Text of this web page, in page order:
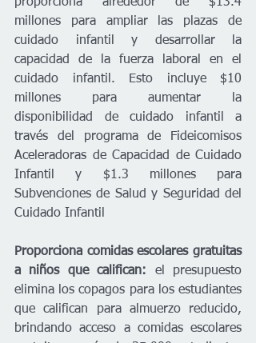
proporciona alrededor de $13.4
millones para ampliar las plazas de
cuidado infantil y desarrollar la
capacidad de la fuerza laboral en el
cuidado infantil. Esto incluye $10
millones para aumentar la
disponibilidad de cuidado infantil a
través del programa de Fideicomisos
Aceleradoras de Capacidad de Cuidado
Infantil y $1.3 millones para
Subvenciones de Salud y Seguridad del
Cuidado Infantil
Proporciona comidas escolares gratuitas
a niños que califican: el presupuesto
elimina los copagos para los estudiantes
que califican para almuerzo reducido,
brindando acceso a comidas escolares